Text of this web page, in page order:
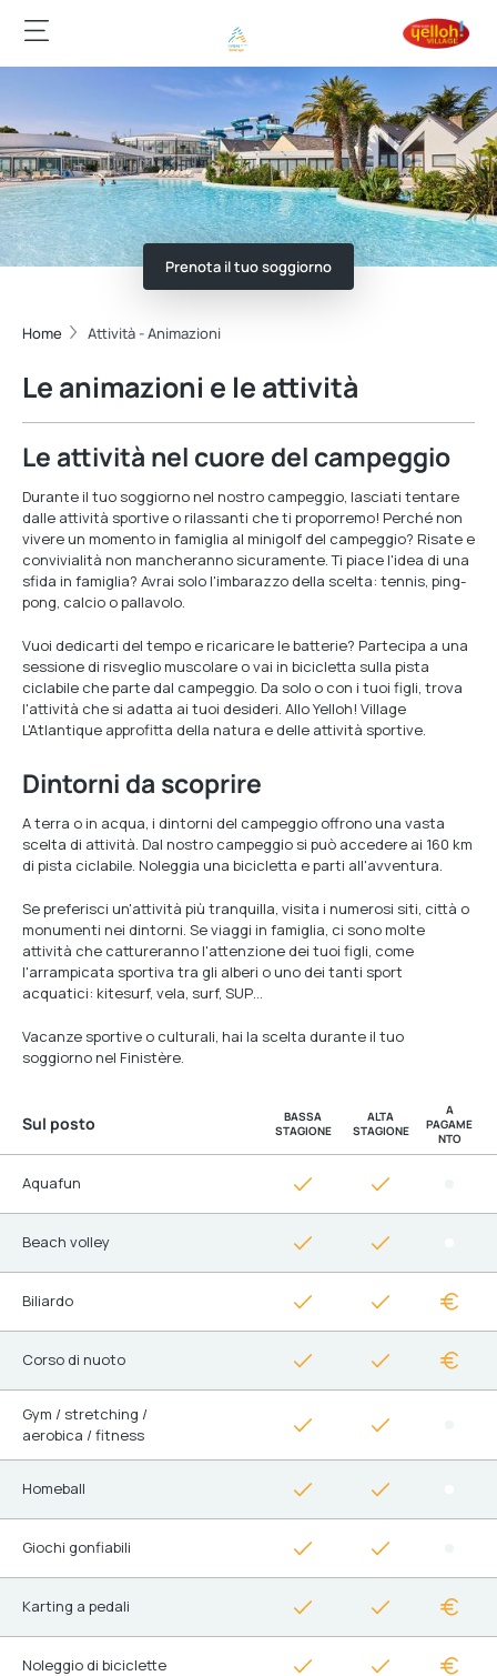
Prenota il tuo soggiorno
Home Attività - Animazioni
Le animazioni e le attività
Le attività nel cuore del campeggio
Durante il tuo soggiorno nel nostro campeggio, lasciati tentare
dalle attività sportive o rilassanti che ti proporremo! Perché non
vivere un momento in famiglia al minigolf del campeggio? Risate e
convivialità non mancheranno sicuramente. Ti piace l'idea di una
sfida in famiglia? Avrai solo l'imbarazzo della scelta: tennis, ping-
pong, calcio o pallavolo.
Vuoi dedicarti del tempo e ricaricare le batterie? Partecipa a una
sessione di risveglio muscolare o vai in bicicletta sulla pista
ciclabile che parte dal campeggio. Da solo o con i tuoi figli, trova
l'attività che si adatta ai tuoi desideri. Allo Yelloh! Village
L'Atlantique approfitta della natura e delle attività sportive.
Dintorni da scoprire
A terra o in acqua, i dintorni del campeggio offrono una vasta
scelta di attività. Dal nostro campeggio si può accedere ai 160 km
di pista ciclabile. Noleggia una bicicletta e parti all'avventura.
Se preferisci un'attività più tranquilla, visita i numerosi siti, città o
monumenti nei dintorni. Se viaggi in famiglia, ci sono molte
attività che cattureranno l'attenzione dei tuoi figli, come
l'arrampicata sportiva tra gli alberi o uno dei tanti sport
acquatici: kitesurf, vela, surf, SUP…
Vacanze sportive o culturali, hai la scelta durante il tuo
soggiorno nel Finistère.
Sul posto
BASSA
STAGIONE
ALTA
STAGIONE
A
PAGAME
NTO
Aquafun
Beach volley
Biliardo
Corso di nuoto
Gym / stretching /
aerobica / fitness
Homeball
Giochi gonfiabili
Karting a pedali
Noleggio di biciclette